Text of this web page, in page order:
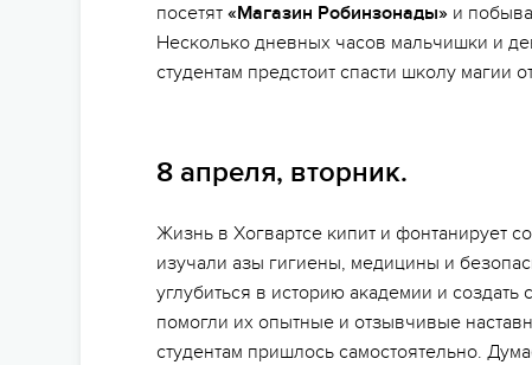
посетят «Магазин Робинзонады» и
Несколько дневных часов мальчишки и
студентам предстоит спасти школу магии
8 апреля, вторник.
Жизнь в Хогвартсе кипит и фонтанирует
изучали азы гигиены, медицины и
углубиться в историю академии и
помогли их опытные и отзывчивые
студентам пришлось самостоятельно.